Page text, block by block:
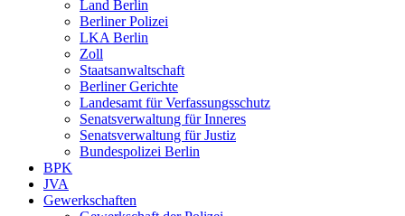
Land Berlin
Berliner Polizei
LKA Berlin
Zoll
Staatsanwaltschaft
Berliner Gerichte
Landesamt für Verfassungsschutz
Senatsverwaltung für Inneres
Senatsverwaltung für Justiz
Bundespolizei Berlin
BPK
JVA
Gewerkschaften